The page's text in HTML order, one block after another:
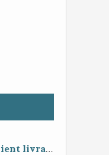
Changement centrale par client livraison 48h mise en service 30 minutes